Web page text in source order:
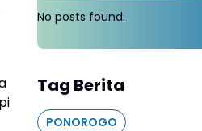
No posts found.
Tag Berita
PONOROGO